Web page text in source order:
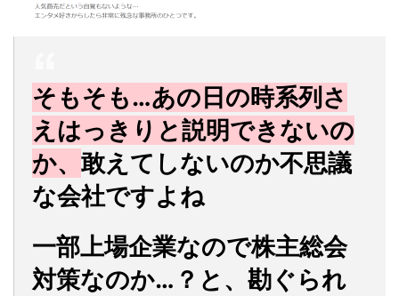
そもそも…あの日の時系列さ
えはっきりと説明できないの
か、 敢えてしないのか不思議
な会社ですよね
一部上場企業なので株主総会
対策なのか…？と、勘ぐられ